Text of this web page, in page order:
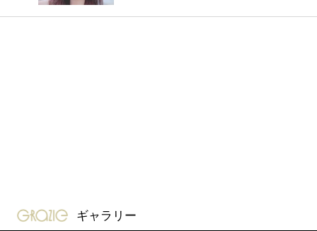
gravure-grazie
ギャラリー